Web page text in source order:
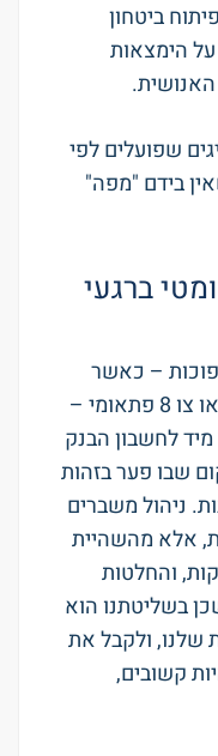
ביטחון
על הימצאות
.
שפועלים לפי
בידם "מפה"
ברגעי
– כאשר
הלו"ז קורס בגלל שהייה בממ"ד או צו 8 פתאומי –
לחשבון הבנק
שבו פער בזהות
ניהול משברים
אלא מהשהיית
והחלטות
בשליטתנו הוא
שלנו, ולקבל את
קשובים,